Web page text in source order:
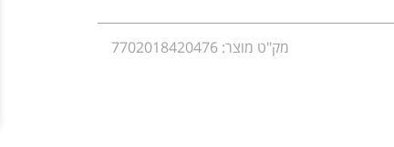
מק"ט מוצר: 7702018420476